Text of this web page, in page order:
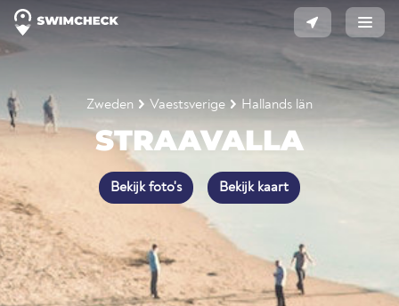
Zweden Vaestsverige Hallands län
STRAAVALLA
Bekijk foto's Bekijk kaart